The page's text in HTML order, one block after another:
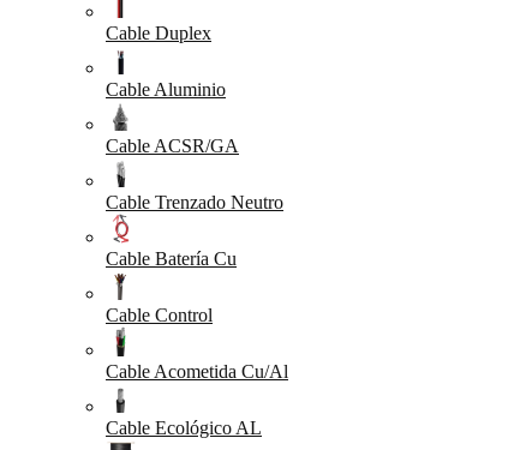
Cable Duplex
Cable Aluminio
Cable ACSR/GA
Cable Trenzado Neutro
Cable Batería Cu
Cable Control
Cable Acometida Cu/Al
Cable Ecológico AL